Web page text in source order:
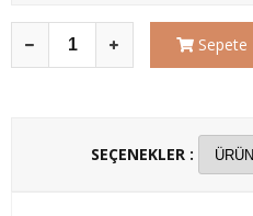
Sepete
SEÇENEKLER :